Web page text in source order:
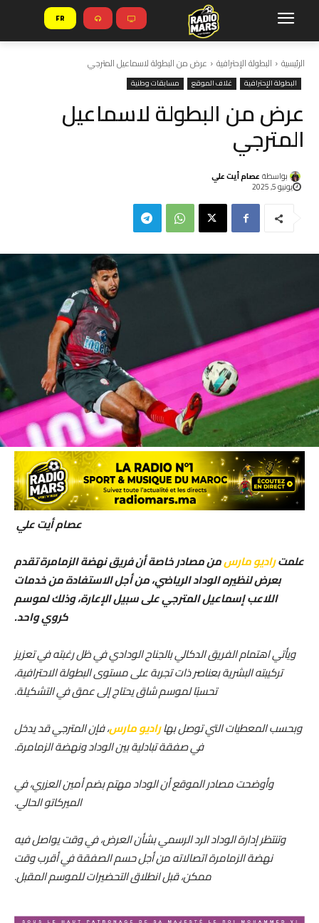
FR
الرئيسية البطولة الإحترافية عرض من البطولة لاسماعيل المترجي
البطولة الإحترافية غلاف الموقع مسابقات وطنية
عرض من البطولة لاسماعيل
المترجي
بواسطة عصام أيت علي
يونيو 5, 2025
عصام أيت علي
علمتراديو مارسمن مصادر خاصة أن فريق نهضة الزمامرة تقدم
بعرض لنظيره الوداد الرياضي، من أجل الاستفادة من خدمات
اللاعب إسماعيل المترجي على سبيل الإعارة، وذلك لموسم
كروي واحد.
ويأتي اهتمام الفريق الدكالي بالجناح الودادي في ظل رغبته في تعزيز
تركيبته البشرية بعناصر ذات تجربة على مستوى البطولة الاحترافية،
تحسبًا لموسم شاق يحتاج إلى عمق في التشكيلة.
وبحسب المعطيات التي توصل بهاراديو مارس، فإن المترجي قد يدخل
في صفقة تبادلية بين الوداد ونهضة الزمامرة.
وأوضحت مصادر الموقع أن الوداد مهتم بضم أمين العزري، في
الميركاتو الحالي.
وتنتظر إدارة الوداد الرد الرسمي بشأن العرض، في وقت يواصل فيه
نهضة الزمامرة اتصالاته من أجل حسم الصفقة في أقرب وقت
ممكن، قبل انطلاق التحضيرات للموسم المقبل.